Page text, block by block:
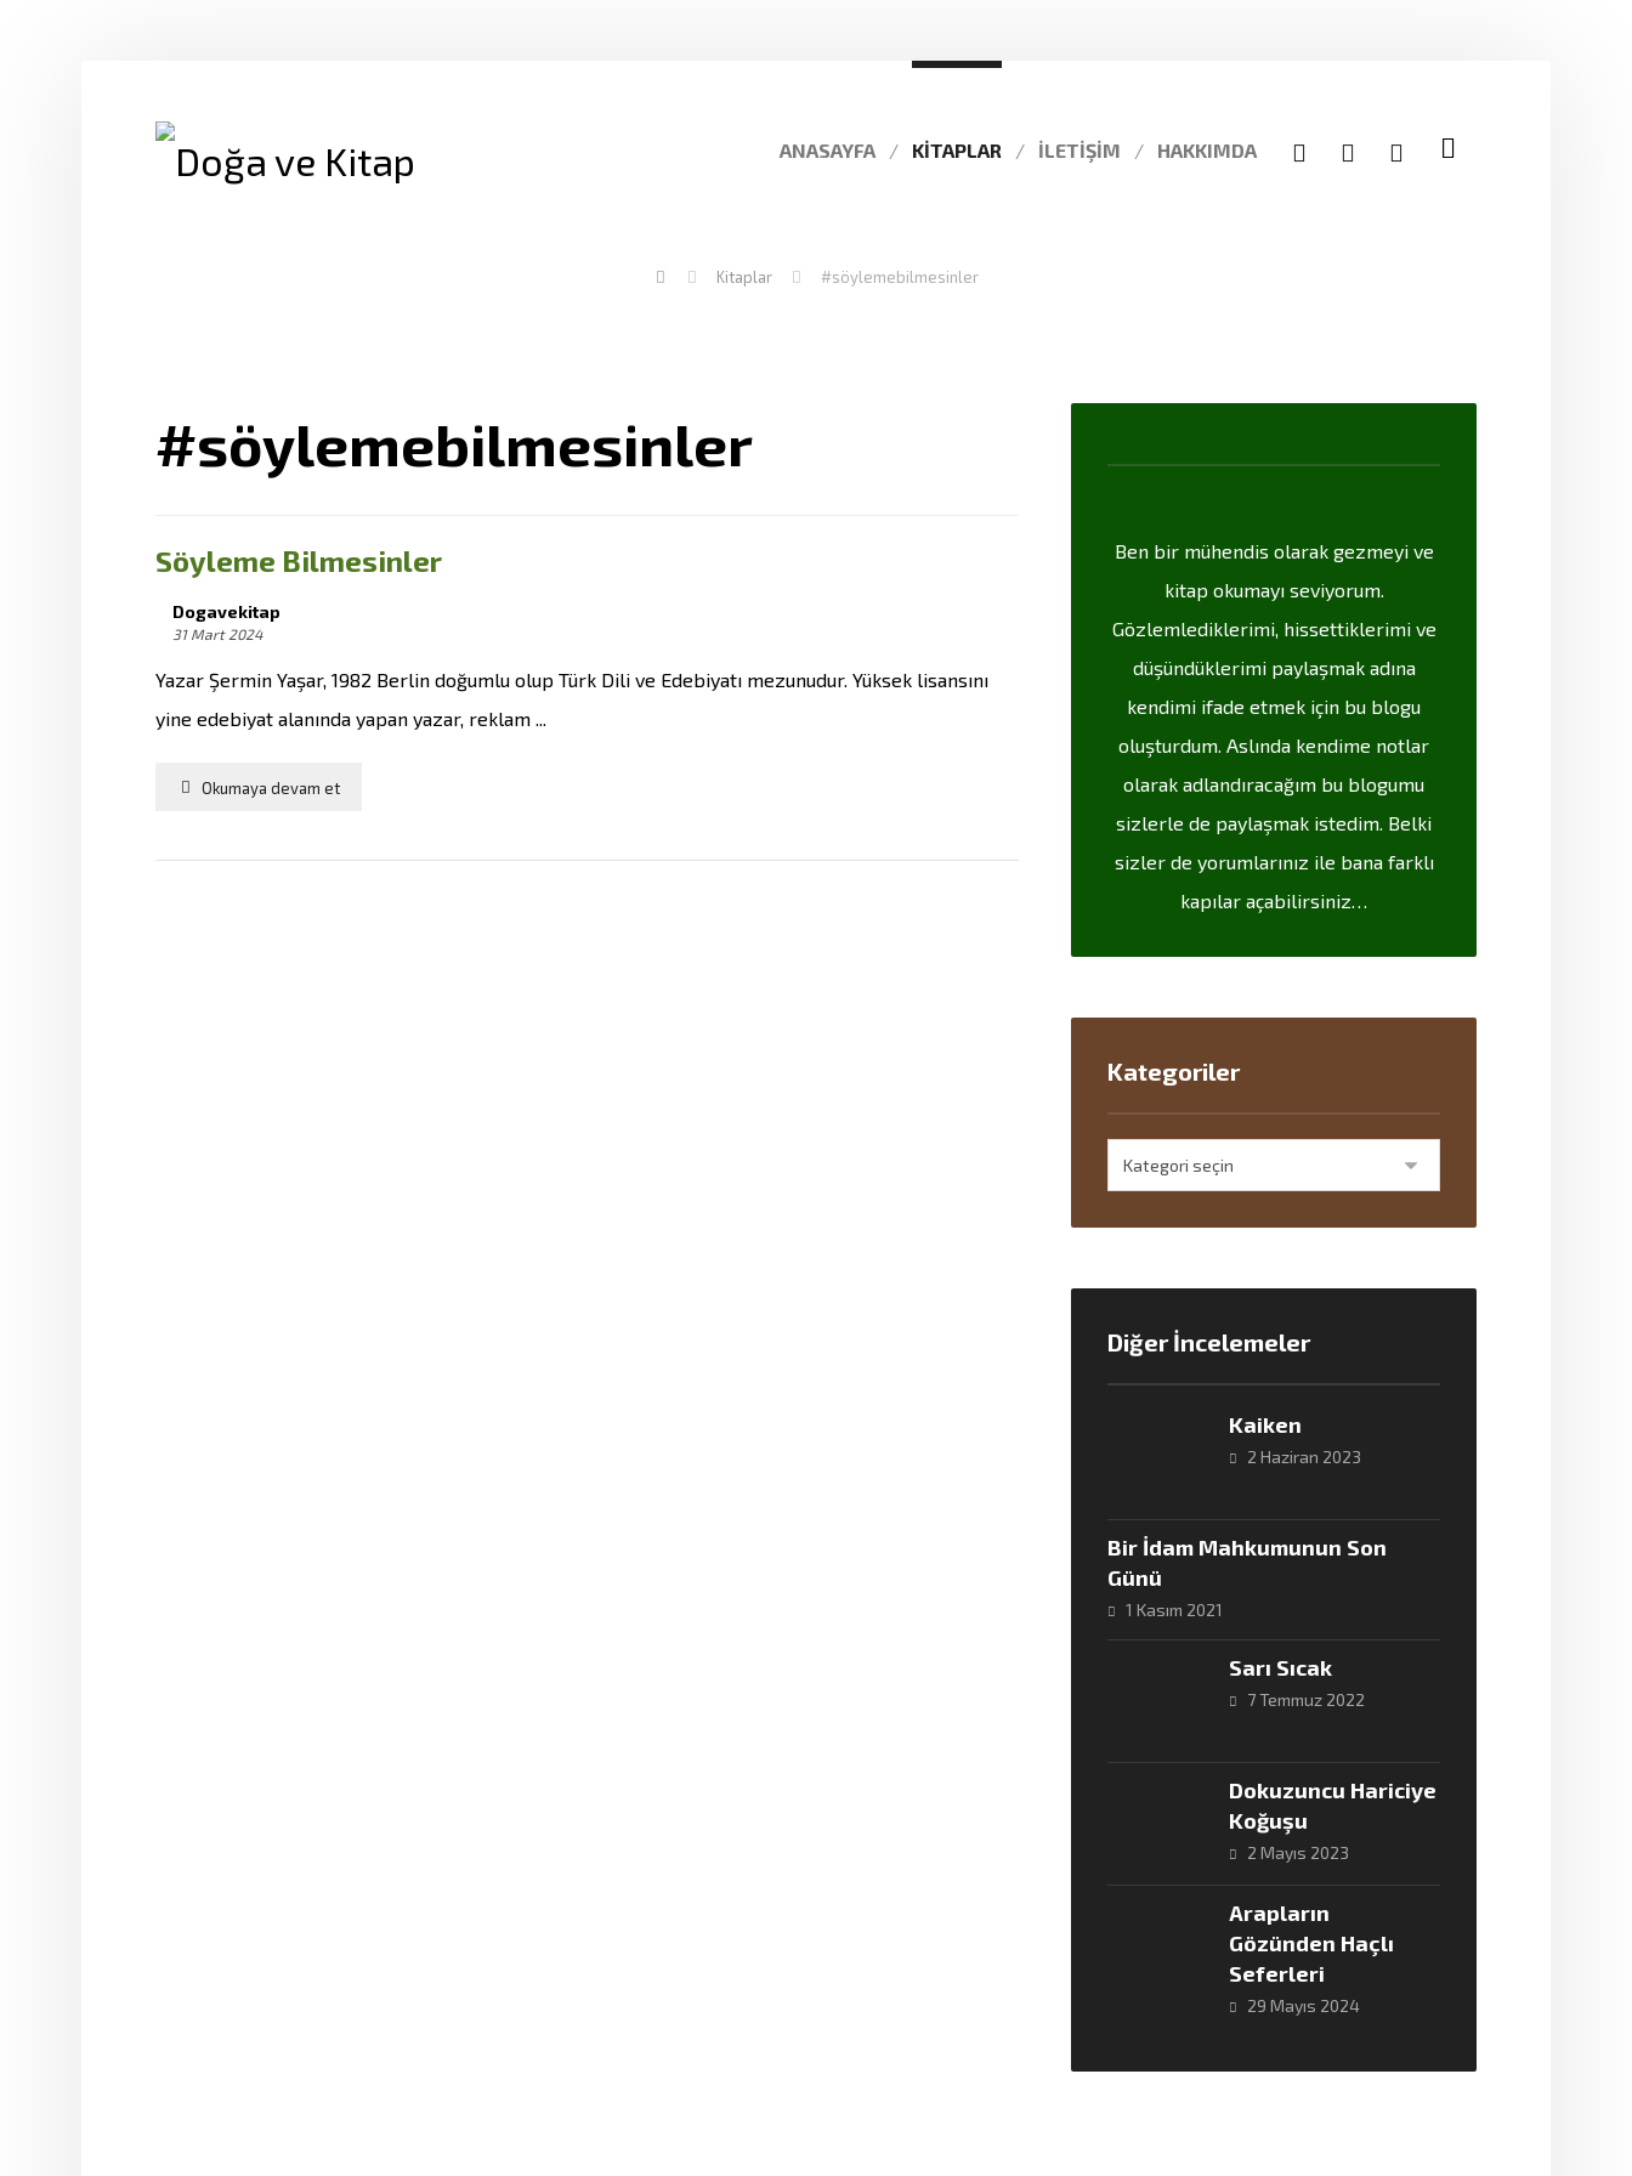
ANASAYFA KITAPLAR İLETIŞIM HAKKIMDA
Kitaplar #söylemebilmesinler
#söylemebilmesinler
Söyleme Bilmesinler
Dogavekitap
31 Mart 2024
Yazar Şermin Yaşar, 1982 Berlin doğumlu olup Türk Dili ve Edebiyatı mezunudur. Yüksek lisansını
yine edebiyat alanında yapan yazar, reklam ...
Okumaya devam et
Ben bir mühendis olarak gezmeyi ve
kitap okumayı seviyorum.
Gözlemlediklerimi, hissettiklerimi ve
düşündüklerimi paylaşmak adına
kendimi ifade etmek için bu blogu
oluşturdum. Aslında kendime notlar
olarak adlandıracağım bu blogumu
sizlerle de paylaşmak istedim. Belki
sizler de yorumlarınız ile bana farklı
kapılar açabilirsiniz…
Kategoriler
Diğer İncelemeler
Kaiken
2 Haziran 2023
Bir İdam Mahkumunun Son
Günü
1 Kasım 2021
Sarı Sıcak
7 Temmuz 2022
Dokuzuncu Hariciye
Koğuşu
2 Mayıs 2023
Arapların
Gözünden Haçlı
Seferleri
29 Mayıs 2024